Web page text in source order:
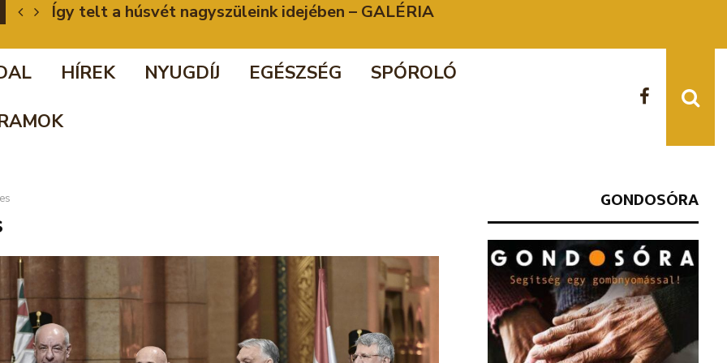
Így telt a húsvét nagyszüleink idejében – GALÉRIA
HÍREK NYUGDÍJ EGÉSZSÉG
SPÓROLÓ
GONDOSÓRA